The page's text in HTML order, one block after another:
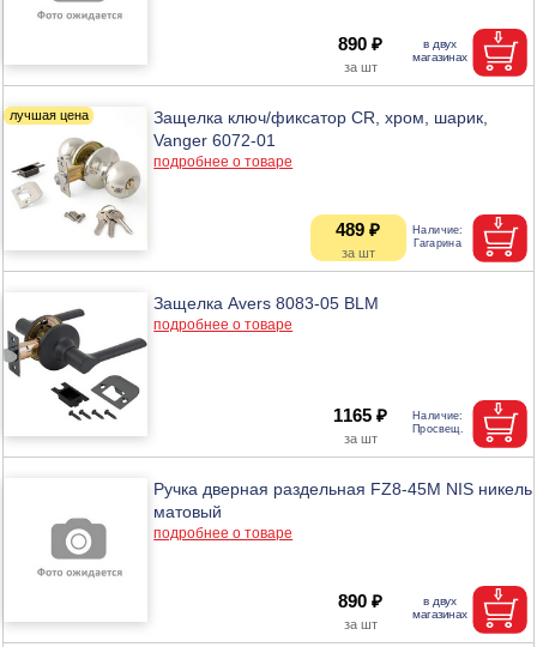
890 ₽
Защелка ключ/фиксатор CR, хром, шарик,
Vanger 6072-01
подробнее о товаре
489 ₽
Защелка Avers 8083-05 BLM
подробнее о товаре
1165 ₽
Ручка дверная раздельная FZ8-45M NIS никель
матовый
подробнее о товаре
890 ₽